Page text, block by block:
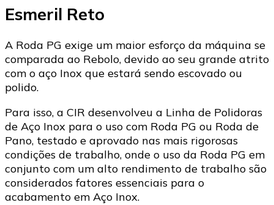
Esmeril Reto
A Roda PG exige um maior esforço da máquina se
comparada ao Rebolo, devido ao seu grande atrito
com o aço Inox que estará sendo escovado ou
polido.
Para isso, a CIR desenvolveu a Linha de Polidoras
de Aço Inox para o uso com Roda PG ou Roda de
Pano, testado e aprovado nas mais rigorosas
condições de trabalho, onde o uso da Roda PG em
conjunto com um alto rendimento de trabalho são
considerados fatores essenciais para o
acabamento em Aço Inox.